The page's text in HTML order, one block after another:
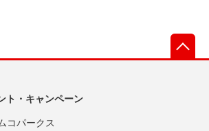
ト・キャンペーン
コパークス